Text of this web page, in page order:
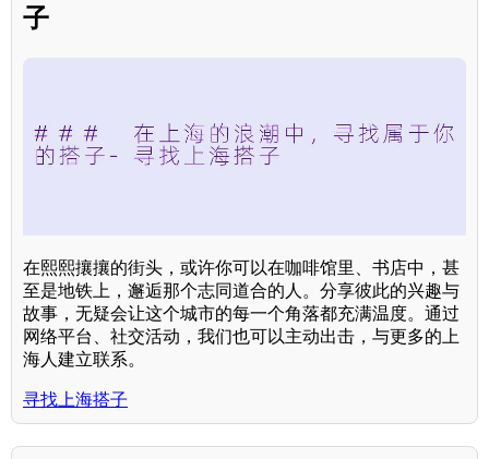
子
在熙熙攘攘的街头，或许你可以在咖啡馆里、书店中，甚
至是地铁上，邂逅那个志同道合的人。分享彼此的兴趣与
故事，无疑会让这个城市的每一个角落都充满温度。通过
网络平台、社交活动，我们也可以主动出击，与更多的上
海人建立联系。
寻找上海搭子